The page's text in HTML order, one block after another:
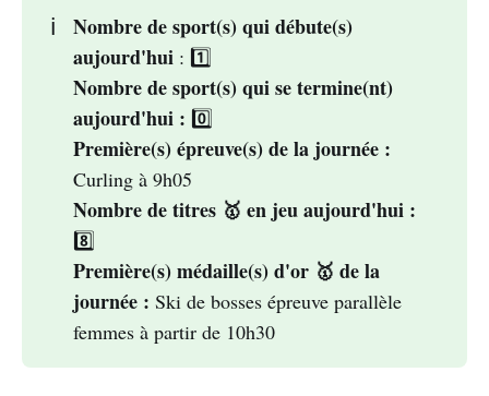
France Television
bascule
France
Club
Tous les horaires sont indiqués en heure
tunisienne (GMT+1) qui est la même qu'en Italie.
ℹ️
Nombre de sport(s) qui débute(s)
aujourd'hui : 1️⃣
Nombre de sport(s) qui se termine(nt)
aujourd'hui : 0️⃣
Première(s) épreuve(s) de la journée :
Curling à 9h05
Nombre de titres 🥇 en jeu aujourd'hui :
8️⃣
Première(s) médaille(s) d'or 🥇 de la
journée : Ski de bosses épreuve parallèle
femmes à partir de 10h30